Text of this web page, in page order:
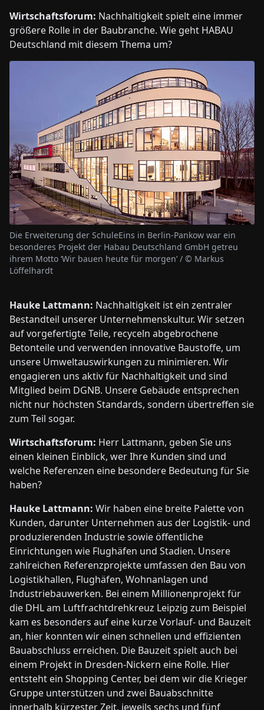
Wirtschaftsforum: Nachhaltigkeit spielt eine immer
größere Rolle in der Baubranche. Wie geht HABAU
Deutschland mit diesem Thema um?
Hauke Lattmann: Nachhaltigkeit ist ein zentraler
Bestandteil unserer Unternehmenskultur. Wir setzen
auf vorgefertigte Teile, recyceln abgebrochene
Betonteile und verwenden innovative Baustoffe, um
unsere Umweltauswirkungen zu minimieren. Wir
engagieren uns aktiv für Nachhaltigkeit und sind
Mitglied beim DGNB. Unsere Gebäude entsprechen
nicht nur höchsten Standards, sondern übertreffen sie
zum Teil sogar.
Wirtschaftsforum: Herr Lattmann, geben Sie uns
einen kleinen Einblick, wer Ihre Kunden sind und
welche Referenzen eine besondere Bedeutung für Sie
haben?
Die Erweiterung der SchuleEins in Berlin-Pankow war ein
besonderes Projekt der Habau Deutschland GmbH getreu
ihrem Motto ‘Wir bauen heute für morgen’ / © Markus
Löffelhardt
Hauke Lattmann: Wir haben eine breite Palette von
Kunden, darunter Unternehmen aus der Logistik- und
produzierenden Industrie sowie öffentliche
Einrichtungen wie Flughäfen und Stadien. Unsere
zahlreichen Referenzprojekte umfassen den Bau von
Logistikhallen, Flughäfen, Wohnanlagen und
Industriebauwerken. Bei einem Millionenprojekt für
die DHL am Luftfrachtdrehkreuz Leipzig zum Beispiel
kam es besonders auf eine kurze Vorlauf- und Bauzeit
an, hier konnten wir einen schnellen und effizienten
Bauabschluss erreichen. Die Bauzeit spielt auch bei
einem Projekt in Dresden-Nickern eine Rolle. Hier
entsteht ein Shopping Center, bei dem wir die Krieger
Gruppe unterstützen und zwei Bauabschnitte
innerhalb kürzester Zeit, jeweils sechs und fünf